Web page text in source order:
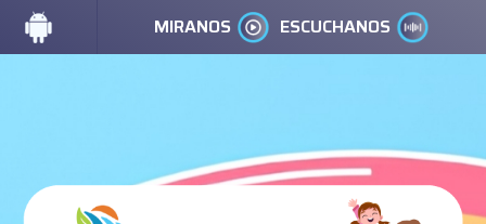
MIRANOS ESCUCHANOS